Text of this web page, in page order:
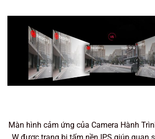
Màn hình cảm ứng của Camera Hành